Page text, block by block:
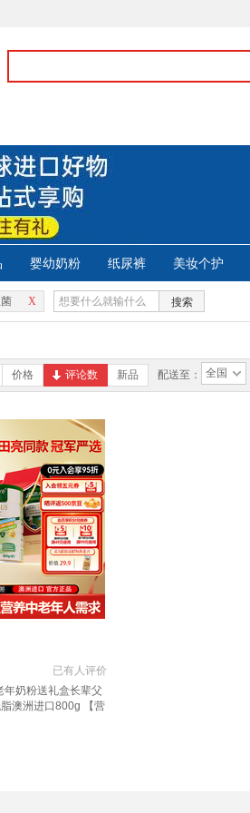
婴幼奶粉 纸尿裤 美妆个护
X 搜索
价格 评论数 新品 配送至： 全国
已有人评价
年奶粉送礼盒长辈父
澳洲进口800g 【营